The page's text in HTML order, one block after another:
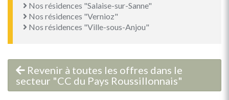
Nos résidences "Salaise-sur-Sanne"
Nos résidences "Vernioz"
Nos résidences "Ville-sous-Anjou"
Revenir à toutes les offres dans le
secteur "CC du Pays Roussillonnais"